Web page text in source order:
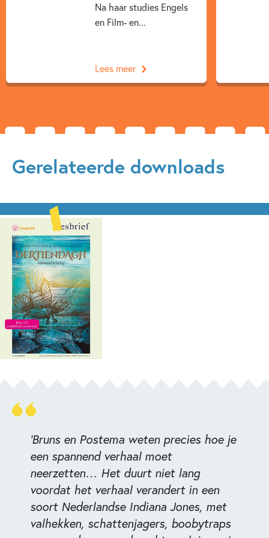
Sprookjes, mythen & legendes
Vriendschap
Na haar studies Engels
en Film- en...
Lees meer
Gerelateerde downloads
‘Bruns en Postema weten precies hoe je
een spannend verhaal moet
neerzetten… Het duurt niet lang
voordat het verhaal verandert in een
soort Nederlandse Indiana Jones, met
valhekken, schattenjagers, boobytraps